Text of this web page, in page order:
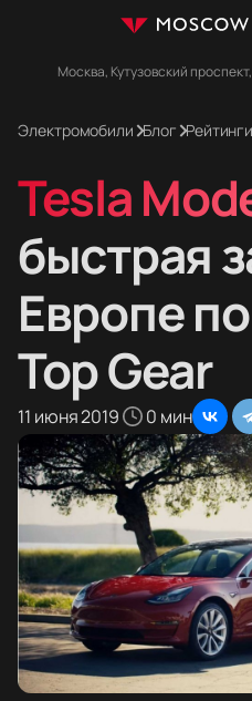
Москва, Кутузовский
Электромобили Блог
Tesla
быстрая
Европе
Top Gear
11 июня 2019 0 мин